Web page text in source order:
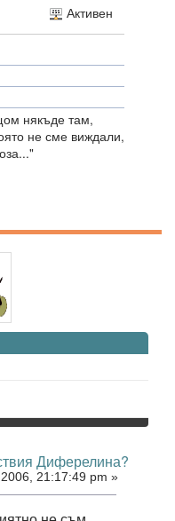
Активен
някъде там,
не сме виждали,
Диферелина?
21:17:49 pm »